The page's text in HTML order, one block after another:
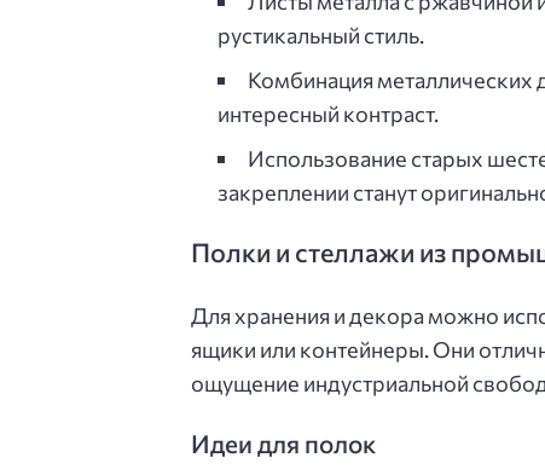
рустикальный стиль.
Комбинация металлических
интересный контраст.
Использование старых
закреплении станут
Полки и стеллажи из
Для хранения и декора можно
ящики или контейнеры. Они
ощущение индустриальной
Идеи для полок